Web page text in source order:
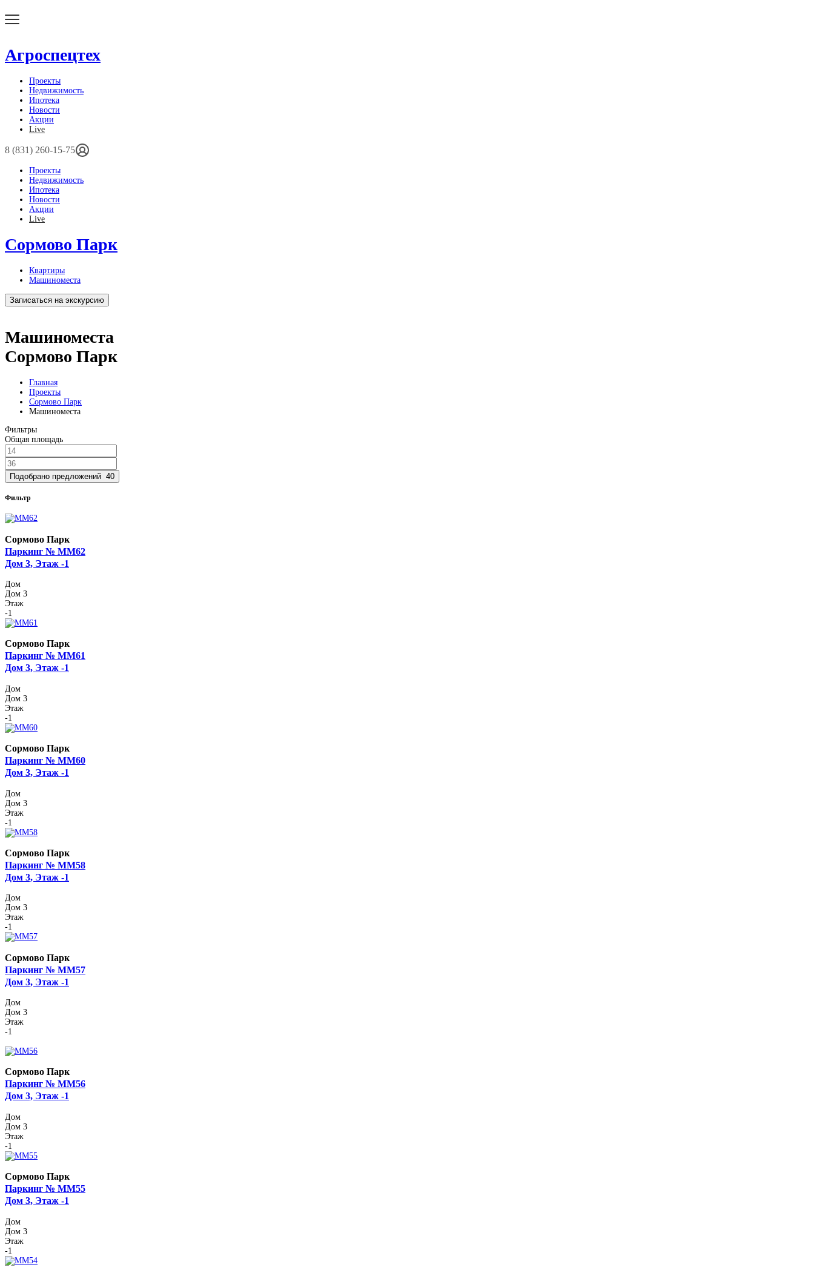
Агроспецтех
Проекты
Недвижимость
Ипотека
Новости
Акции
Live
8 (831) 260-15-75
Проекты
Недвижимость
Ипотека
Новости
Акции
Live
Сормово Парк
Квартиры
Машиноместа
Записаться на экскурсию
Машиноместа
Сормово Парк
Главная
Проекты
Сормово Парк
Машиноместа
Фильтры
Общая площадь
Подобрано предложений 40
Фильтр
Сормово Парк
Паркинг № ММ62
Дом 3, Этаж -1
Дом
Дом 3
Этаж
-1
Сормово Парк
Паркинг № ММ61
Дом 3, Этаж -1
Дом
Дом 3
Этаж
-1
Сормово Парк
Паркинг № ММ60
Дом 3, Этаж -1
Дом
Дом 3
Этаж
-1
Сормово Парк
Паркинг № ММ58
Дом 3, Этаж -1
Дом
Дом 3
Этаж
-1
Сормово Парк
Паркинг № ММ57
Дом 3, Этаж -1
Дом
Дом 3
Этаж
-1
Сормово Парк
Паркинг № ММ56
Дом 3, Этаж -1
Дом
Дом 3
Этаж
-1
Сормово Парк
Паркинг № ММ55
Дом 3, Этаж -1
Дом
Дом 3
Этаж
-1